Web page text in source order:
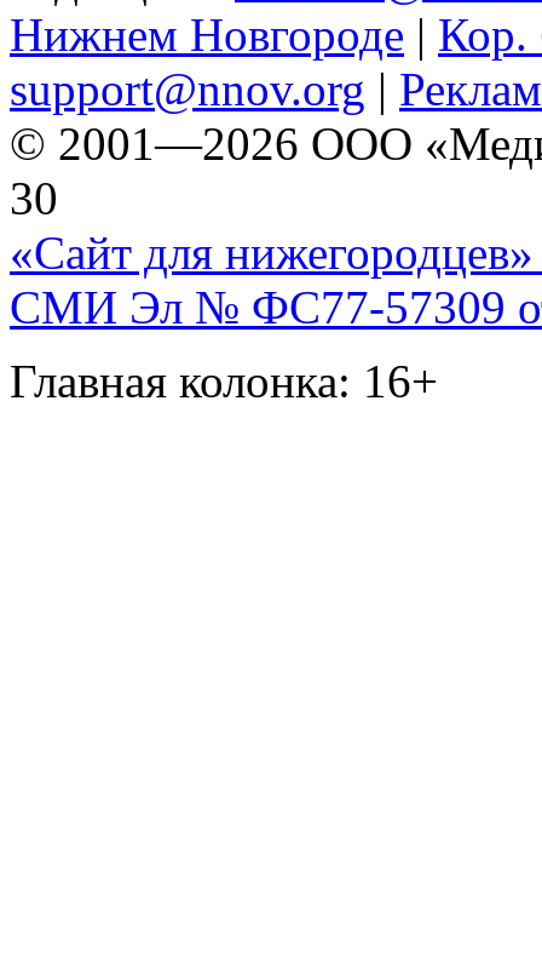
Нижнем Новгороде | Кор.
support@nnov.org |
© 2001—2026 ООО
30
«Сайт для нижегородцев»
СМИ Эл № ФС77-57309
Главная колонка: 16+